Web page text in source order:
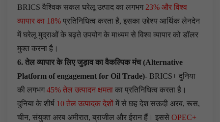
BRICS वैश्विक सकल घरेलू उत्पाद का लगभग 23% और विश्व
व्यापार का 18% प्रतिनिधित्व करता है, इसका उद्देश्य आर्थिक लेनदेन
में घरेलू मुद्राओं के बढ़ते उपयोग के माध्यम से विश्व व्यापार को डॉलर
मुक्त करना है।
6. तेल व्यापार के लिए जुड़ाव का वैकल्पिक मंच (Alternative
Platform of engagement for Oil Trade)- BRICS+ दुनिया
की लगभग45% तेल उत्पादन क्षमता का प्रतिनिधित्व करता है।
दुनिया के शीर्ष 10 तेल उत्पादक देशों में से छह देश सऊदी अरब, रूस,
चीन, संयुक्त अरब अमीरात, ब्राजील और ईरान हैं। इससे OPEC+